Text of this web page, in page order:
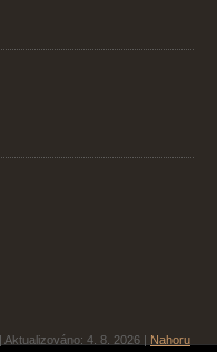
Aktualizováno: 4. 8. 2026
Nahoru